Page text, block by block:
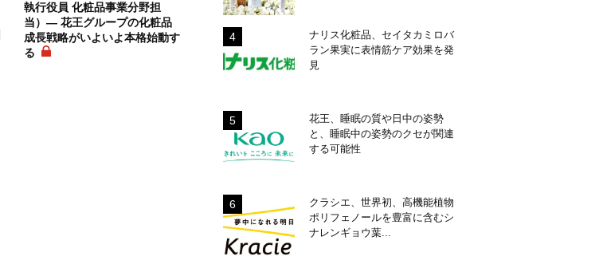
執行役員 化粧品事業分野担
当）― 花王グループの化粧品
成長戦略がいよいよ本格始動す
る
ナリス化粧品、セイタカミロバ
ラン果実に表情筋ケア効果を発
見
花王、睡眠の質や日中の姿勢
と、睡眠中の姿勢のクセが関連
する可能性
クラシエ、世界初、高機能植物
ポリフェノールを豊富に含むシ
ナレンギョウ葉...